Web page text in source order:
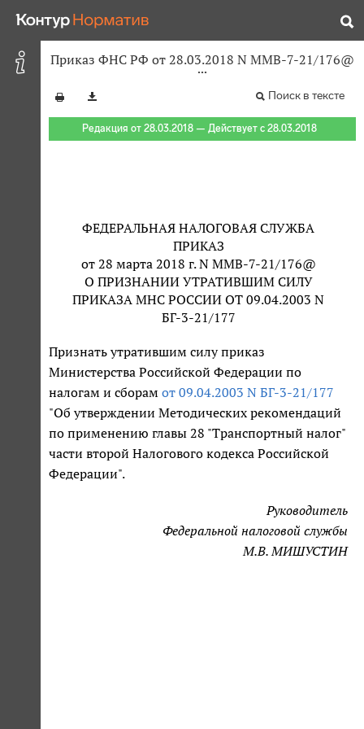
Приказ ФНС РФ от 28.03.2018 N ММВ-7-21/176@
Поиск в тексте
Редакция от 28.03.2018 — Действует с 28.03.2018
ФЕДЕРАЛЬНАЯ НАЛОГОВАЯ СЛУЖБА
ПРИКАЗ
от 28 марта 2018 г. N ММВ-7-21/176@
О ПРИЗНАНИИ УТРАТИВШИМ СИЛУ
ПРИКАЗА МНС РОССИИ ОТ 09.04.2003 N
БГ-3-21/177
Признать утратившим силу приказ
Министерства Российской Федерации по
налогам и сборам от 09.04.2003 N БГ-3-21/177
"Об утверждении Методических рекомендаций
по применению главы 28 "Транспортный налог"
части второй Налогового кодекса Российской
Федерации".
Руководитель
Федеральной налоговой службы
М.В. МИШУСТИН